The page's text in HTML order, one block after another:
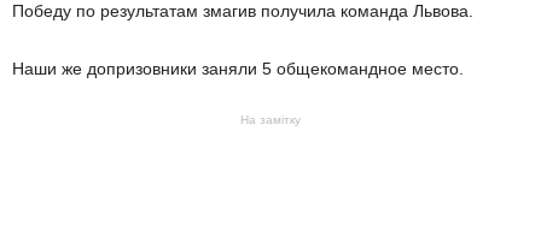
Победу по результатам змагив получила команда Львова.
Наши же допризовники заняли 5 общекомандное место.
На замітку